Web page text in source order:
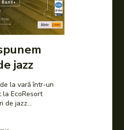
jazz
la vară într-un
la EcoResort
de jazz...